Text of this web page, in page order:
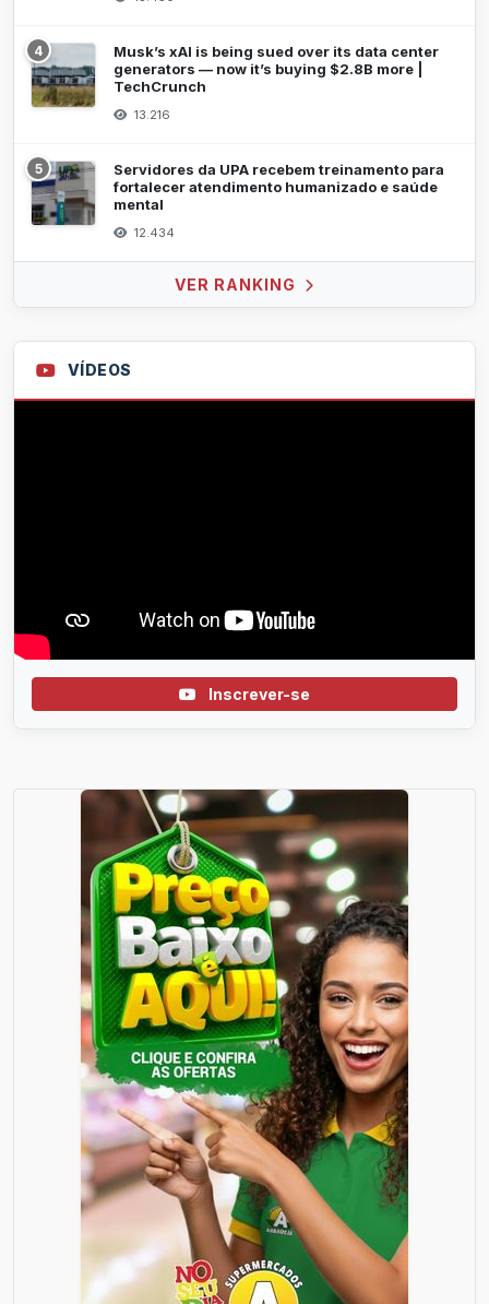
4
Musk’s xAI is being sued over its data center
generators — now it’s buying $2.8B more |
TechCrunch
13.216
5
Servidores da UPA recebem treinamento para
fortalecer atendimento humanizado e saúde
mental
12.434
VER RANKING
VÍDEOS
Inscrever-se